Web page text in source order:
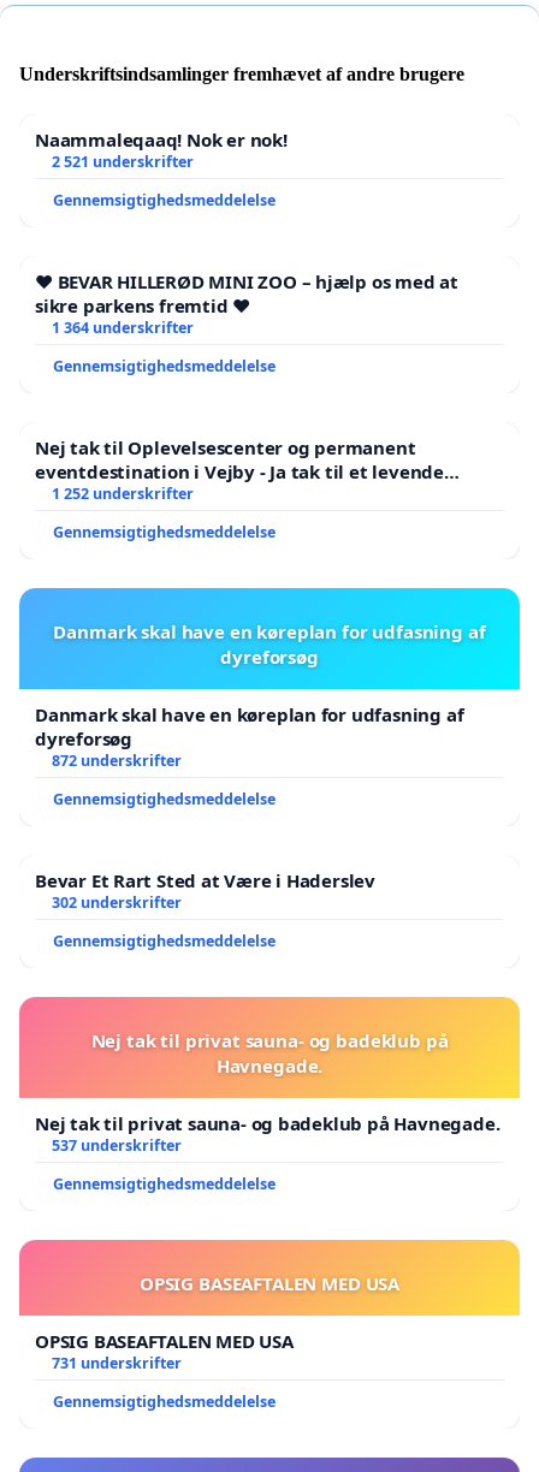
Underskriftsindsamlinger fremhævet af andre brugere
Naammaleqaaq! Nok er nok!
2 521 underskrifter
Gennemsigtighedsmeddelelse
❤️ BEVAR HILLERØD MINI ZOO – hjælp os med at
sikre parkens fremtid ❤️
1 364 underskrifter
Gennemsigtighedsmeddelelse
Nej tak til Oplevelsescenter og permanent
eventdestination i Vejby - Ja tak til et levende
lokalområde i balance
1 252 underskrifter
Gennemsigtighedsmeddelelse
Danmark skal have en køreplan for udfasning af
dyreforsøg
Danmark skal have en køreplan for udfasning af
dyreforsøg
872 underskrifter
Gennemsigtighedsmeddelelse
Bevar Et Rart Sted at Være i Haderslev
302 underskrifter
Gennemsigtighedsmeddelelse
Nej tak til privat sauna- og badeklub på
Havnegade.
Nej tak til privat sauna- og badeklub på Havnegade.
537 underskrifter
Gennemsigtighedsmeddelelse
OPSIG BASEAFTALEN MED USA
OPSIG BASEAFTALEN MED USA
731 underskrifter
Gennemsigtighedsmeddelelse